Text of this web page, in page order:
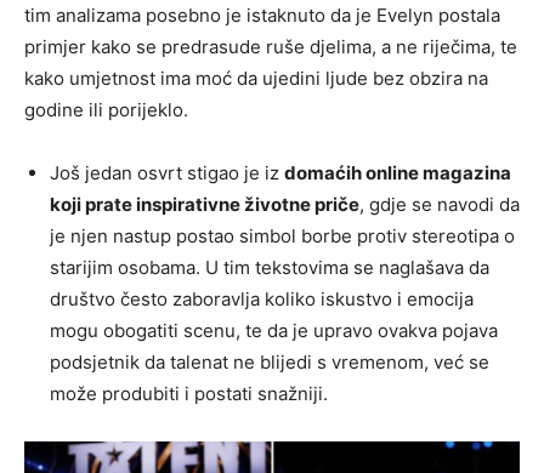
tim analizama posebno je istaknuto da je Evelyn postala
primjer kako se predrasude ruše djelima, a ne riječima, te
kako umjetnost ima moć da ujedini ljude bez obzira na
godine ili porijeklo.
Još jedan osvrt stigao je iz domaćih online magazina
koji prate inspirativne životne priče, gdje se navodi da
je njen nastup postao simbol borbe protiv stereotipa o
starijim osobama. U tim tekstovima se naglašava da
društvo često zaboravlja koliko iskustvo i emocija
mogu obogatiti scenu, te da je upravo ovakva pojava
podsjetnik da talenat ne blijedi s vremenom, već se
može produbiti i postati snažniji.